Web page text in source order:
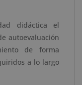
didáctica el
autoevaluación
de forma
a lo largo